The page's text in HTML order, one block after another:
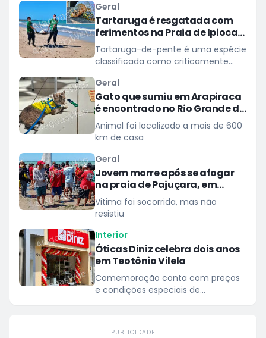
Geral
Tartaruga é resgatada com
ferimentos na Praia de Ipioca,
em Maceió
Tartaruga-de-pente é uma espécie
classificada como criticamente
Geral
Gato que sumiu em Arapiraca
é encontrado no Rio Grande do
Norte
Animal foi localizado a mais de 600
km de casa
Geral
Jovem morre após se afogar
na praia de Pajuçara, em
Maceió
Vitima foi socorrida, mas não
resistiu
Interior
Óticas Diniz celebra dois anos
em Teotônio Vilela
Comemoração conta com preços
e condições especiais de
PUBLICIDADE